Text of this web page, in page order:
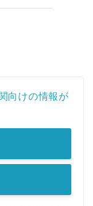
向けの情報が